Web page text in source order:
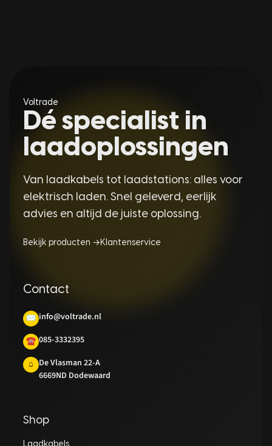
Voltrade
Dé specialist in
laadoplossingen
Van laadkabels tot laadstations: alles voor
elektrisch laden. Snel geleverd, eerlijk
advies en altijd de juiste oplossing.
Bekijk producten → Klantenservice
Contact
✉ info@voltrade.nl
☎ 085-3332395
⌂
De Vlasman 22-A
6669ND Dodewaard
Shop